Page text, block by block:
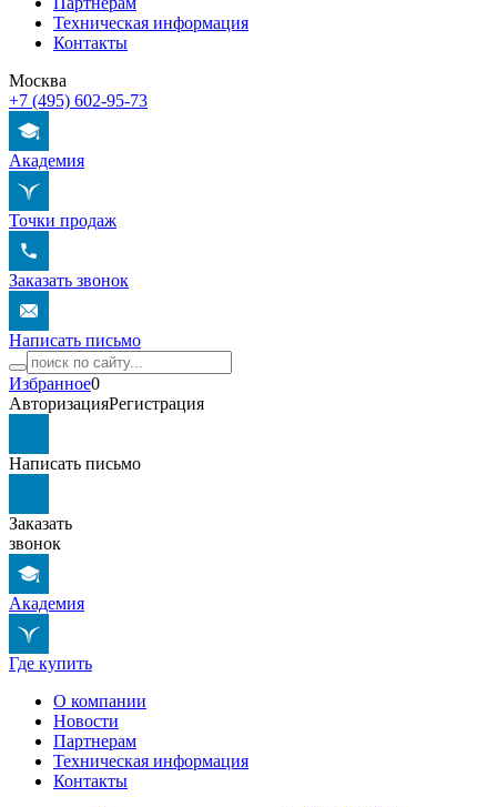
Техническая информация
Контакты
Москва
+7 (495) 602-95-73
Академия
Точки продаж
Заказать звонок
Написать письмо
Избранное0
АвторизацияРегистрация
Написать письмо
Заказать
звонок
Академия
Где купить
О компании
Новости
Партнерам
Техническая информация
Контакты